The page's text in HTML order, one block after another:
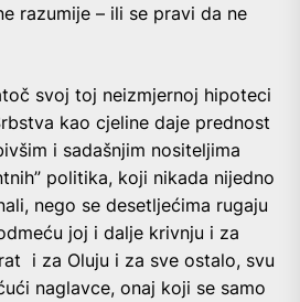
razumije – ili se pravi da ne
svoj toj neizmjernoj hipoteci
kao cjeline daje prednost
i sadašnjim nositeljima
politika, koji nikada nijedno
nego se desetljećima rugaju
joj i dalje krivnju i za
i za Oluju i za sve ostalo, svu
naglavce, onaj koji se samo